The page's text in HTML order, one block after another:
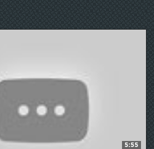
5:55